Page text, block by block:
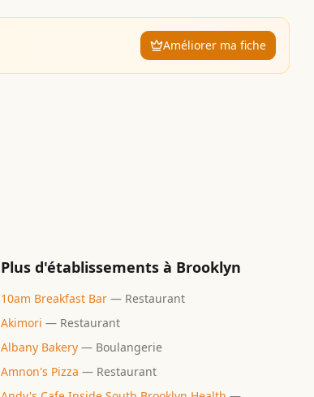
Améliorer ma fiche
Plus d'établissements à Brooklyn
10am Breakfast Bar — Restaurant
Akimori — Restaurant
Albany Bakery — Boulangerie
Amnon's Pizza — Restaurant